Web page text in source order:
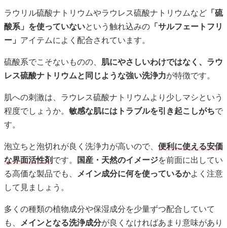
ラウリル硫酸ナトリウムやラウレス硫酸ナトリウムなど 「硫
酸系」を使っていないという触れ込みの 「サルフェートフリ
ー」 アイテムによく配合されています。
硫酸系でこそないものの、 肌にやさしいわけではなく、ラウ
レス硫酸ナトリウムと同じような強い洗浄力が特徴です。
肌への刺激は、ラウレス硫酸ナトリウムより少しマシという
程度でしょうか。 敏感な肌にはトラブルを引き起こしがちで
す。
泡立ちと泡切れが良く洗浄力が高いので、 便利に使える安価
な界面活性剤です。 国産・天然のイメージを前面に出してい
る高価な製品でも、
メイン成分に何を使っているかよく注意
して見ましょう。
多くの種類の植物成分や保湿成分を少量ずつ配合していて
も、
メインとなる洗浄成分が良くなければあまり意味があり